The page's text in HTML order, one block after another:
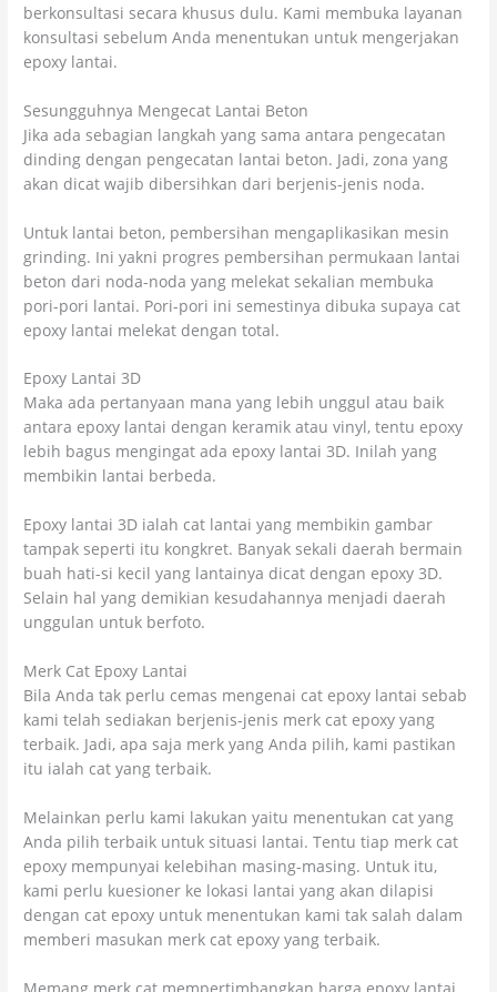
berkonsultasi secara khusus dulu. Kami membuka layanan
konsultasi sebelum Anda menentukan untuk mengerjakan
epoxy lantai.
Sesungguhnya Mengecat Lantai Beton
Jika ada sebagian langkah yang sama antara pengecatan
dinding dengan pengecatan lantai beton. Jadi, zona yang
akan dicat wajib dibersihkan dari berjenis-jenis noda.
Untuk lantai beton, pembersihan mengaplikasikan mesin
grinding. Ini yakni progres pembersihan permukaan lantai
beton dari noda-noda yang melekat sekalian membuka
pori-pori lantai. Pori-pori ini semestinya dibuka supaya cat
epoxy lantai melekat dengan total.
Epoxy Lantai 3D
Maka ada pertanyaan mana yang lebih unggul atau baik
antara epoxy lantai dengan keramik atau vinyl, tentu epoxy
lebih bagus mengingat ada epoxy lantai 3D. Inilah yang
membikin lantai berbeda.
Epoxy lantai 3D ialah cat lantai yang membikin gambar
tampak seperti itu kongkret. Banyak sekali daerah bermain
buah hati-si kecil yang lantainya dicat dengan epoxy 3D.
Selain hal yang demikian kesudahannya menjadi daerah
unggulan untuk berfoto.
Merk Cat Epoxy Lantai
Bila Anda tak perlu cemas mengenai cat epoxy lantai sebab
kami telah sediakan berjenis-jenis merk cat epoxy yang
terbaik. Jadi, apa saja merk yang Anda pilih, kami pastikan
itu ialah cat yang terbaik.
Melainkan perlu kami lakukan yaitu menentukan cat yang
Anda pilih terbaik untuk situasi lantai. Tentu tiap merk cat
epoxy mempunyai kelebihan masing-masing. Untuk itu,
kami perlu kuesioner ke lokasi lantai yang akan dilapisi
dengan cat epoxy untuk menentukan kami tak salah dalam
memberi masukan merk cat epoxy yang terbaik.